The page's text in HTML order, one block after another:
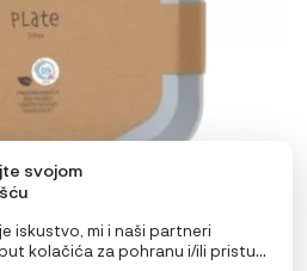
svojom
iskustvo, mi i naši partneri
kolačića za pohranu i/ili pristup